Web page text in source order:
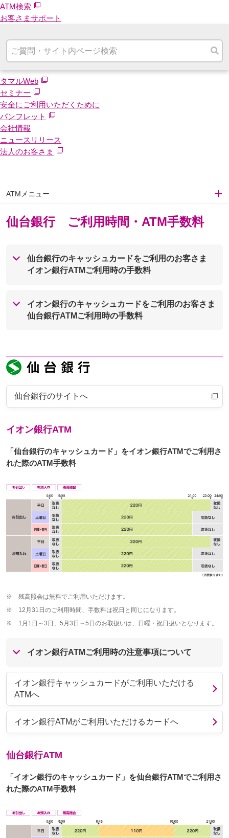
ATM検索
お客さまサポート
タマルWeb
セミナー
安全にご利用いただくために
パンフレット
会社情報
ニュースリリース
法人のお客さま
ATMメニュー
仙台銀行 ご利用時間・ATM手数料
仙台銀行のキャッシュカードをご利用のお客さま
イオン銀行ATMご利用時の手数料
イオン銀行のキャッシュカードをご利用のお客さま
仙台銀行ATMご利用時の手数料
仙台銀行のサイトへ
イオン銀行ATM
「仙台銀行のキャッシュカード」をイオン銀行ATMでご利用さ
れた際のATM手数料
※
残高照会は無料でご利用いただけます。
※
12月31日のご利用時間、手数料は祝日と同じになります。
※
1月1日～3日、5月3日～5日のお取扱いは、日曜・祝日扱いとなります。
イオン銀行ATMご利用時の注意事項について
イオン銀行キャッシュカードがご利用いただける
ATMへ
イオン銀行ATMがご利用いただけるカードへ
仙台銀行ATM
「イオン銀行のキャッシュカード」を仙台銀行ATMでご利用さ
れた際のATM手数料